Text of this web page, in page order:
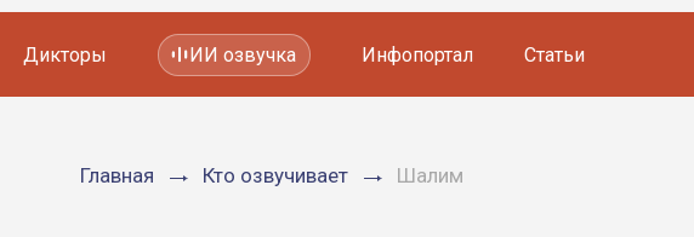
Мультфильмов
Дикторы ИИ озвучка Инфопортал Статьи
Главная Кто озвучивает Шалим